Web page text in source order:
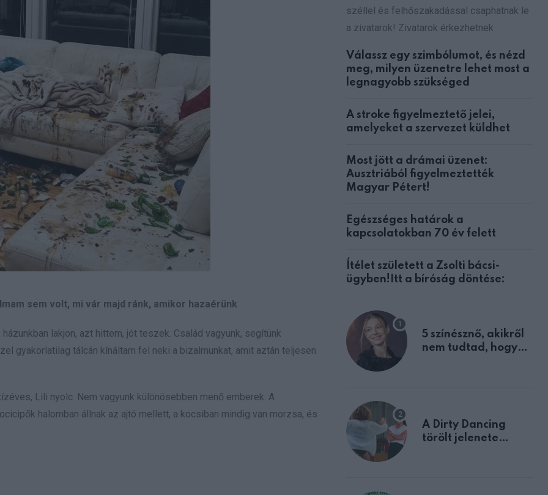
sem volt, mi vár majd ránk, amikor hazaérünk
lakjon, azt hittem, jót teszek. Család vagyunk, segítünk
gyakorlatilag tálcán kínáltam fel neki a bizalmunkat, amit aztán teljesen
Lili nyolc. Nem vagyunk különösebben menő emberek. A
halomban állnak az ajtó mellett, a kocsiban mindig van morzsa, és
széllel és felhőszakadással csaphatnak le
a zivatarok! Zivatarok érkezhetnek
Válassz egy szimbólumot, és nézd
meg, milyen üzenetre lehet most a
legnagyobb szükséged
A stroke figyelmeztető jelei,
amelyeket a szervezet küldhet
Most jött a drámai üzenet:
Ausztriából figyelmeztették
Magyar Pétert!
Egészséges határok a
kapcsolatokban 70 év felett
Ítélet született a Zsolti bácsi-
ügyben!Itt a bíróság döntése:
5 színésznő, akikről
nem tudtad, hogy
A Dirty Dancing
törölt jelenete